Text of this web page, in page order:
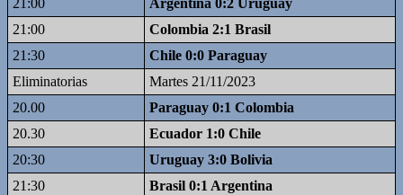
21:00
Argentina 0:2 Uruguay
21:00
Colombia 2:1 Brasil
21:30
Chile 0:0 Paraguay
Eliminatorias
Martes 21/11/2023
20.00
Paraguay 0:1 Colombia
20.30
Ecuador 1:0 Chile
20:30
Uruguay 3:0 Bolivia
21:30
Brasil 0:1 Argentina